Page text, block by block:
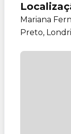
Mariana
Preto,